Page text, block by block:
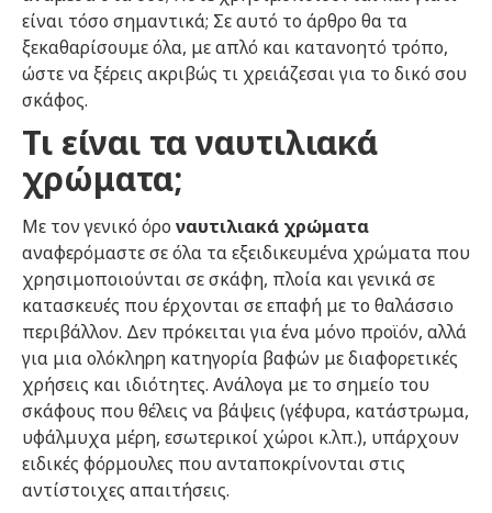
είναι τόσο σημαντικά; Σε αυτό το άρθρο θα τα
ξεκαθαρίσουμε όλα, με απλό και κατανοητό τρόπο,
ώστε να ξέρεις ακριβώς τι χρειάζεσαι για το δικό σου
σκάφος.
Τι είναι τα ναυτιλιακά
χρώματα;
Με τον γενικό όρο ναυτιλιακά χρώματα
αναφερόμαστε σε όλα τα εξειδικευμένα χρώματα που
χρησιμοποιούνται σε σκάφη, πλοία και γενικά σε
κατασκευές που έρχονται σε επαφή με το θαλάσσιο
περιβάλλον. Δεν πρόκειται για ένα μόνο προϊόν, αλλά
για μια ολόκληρη κατηγορία βαφών με διαφορετικές
χρήσεις και ιδιότητες. Ανάλογα με το σημείο του
σκάφους που θέλεις να βάψεις (γέφυρα, κατάστρωμα,
υφάλμυχα μέρη, εσωτερικοί χώροι κ.λπ.), υπάρχουν
ειδικές φόρμουλες που ανταποκρίνονται στις
αντίστοιχες απαιτήσεις.